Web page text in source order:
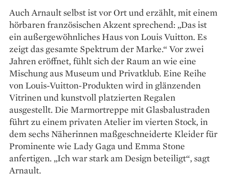
Auch Arnault selbst ist vor Ort und erzählt, mit einem
hörbaren französischen Akzent sprechend: „Das ist
ein außergewöhnliches Haus von Louis Vuitton. Es
zeigt das gesamte Spektrum der Marke.“ Vor zwei
Jahren eröffnet, fühlt sich der Raum an wie eine
Mischung aus Museum und Privatklub. Eine Reihe
von Louis-Vuitton-Produkten wird in glänzenden
Vitrinen und kunstvoll platzierten Regalen
ausgestellt. Die Marmortreppe mit Glasbalustraden
führt zu einem privaten Atelier im vierten Stock, in
dem sechs Näherinnen maßgeschneiderte Kleider für
Prominente wie Lady Gaga und Emma Stone
anfertigen. „Ich war stark am Design beteiligt“, sagt
Arnault.